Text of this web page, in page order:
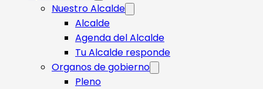
Nuestro Alcalde
Alcalde
Agenda del Alcalde
Tu Alcalde responde​
Organos de gobierno
Pleno